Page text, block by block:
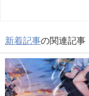
新着記事の関連記事